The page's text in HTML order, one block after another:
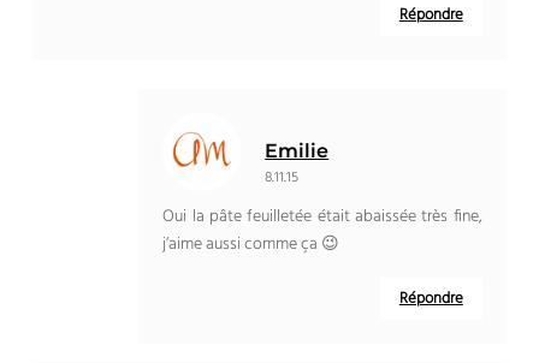
Répondre
Emilie
8.11.15
Oui la pâte feuilletée était abaissée très fine,
j’aime aussi comme ça 😉
Répondre